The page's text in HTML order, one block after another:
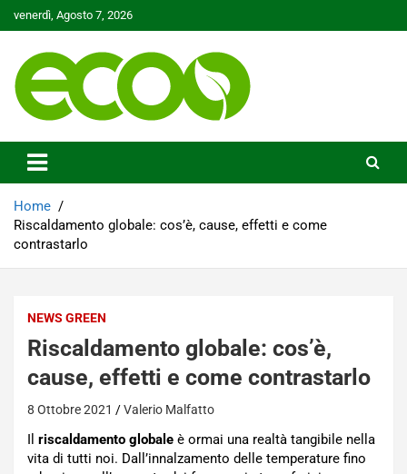
to
venerdì, Agosto 7, 2026
Ecoo.it
Home
Riscaldamento globale: cos’è, cause, effetti e come
contrastarlo
NEWS GREEN
Riscaldamento globale: cos’è,
cause, effetti e come contrastarlo
8 Ottobre 2021 Valerio Malfatto
Il riscaldamento globale è ormai una realtà tangibile nella
vita di tutti noi. Dall’innalzamento delle temperature fino